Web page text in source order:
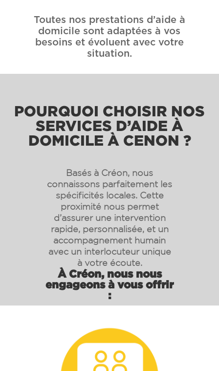
Toutes nos prestations d’aide à
domicile sont adaptées à vos
besoins et évoluent avec votre
situation.
POURQUOI CHOISIR NOS
SERVICES D’AIDE À
DOMICILE À CENON ?
Basés à Créon, nous
connaissons parfaitement les
spécificités locales. Cette
proximité nous permet
d’assurer une intervention
rapide, personnalisée, et un
accompagnement humain
avec un interlocuteur unique
à votre écoute.
À Créon, nous nous
engageons à vous offrir
: